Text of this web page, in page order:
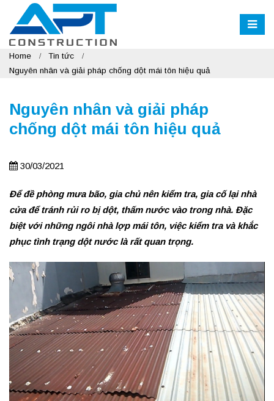
Home
Tin tức
Nguyên nhân và giải pháp chống dột mái tôn hiệu quả
Nguyên nhân và giải pháp
chống dột mái tôn hiệu quả
30/03/2021
Để đề phòng mưa bão, gia chủ nên kiểm tra, gia cố lại nhà
cửa để tránh rủi ro bị dột, thấm nước vào trong nhà. Đặc
biệt với những ngôi nhà lợp mái tôn, việc kiểm tra và khắc
phục tình trạng dột nước là rất quan trọng.